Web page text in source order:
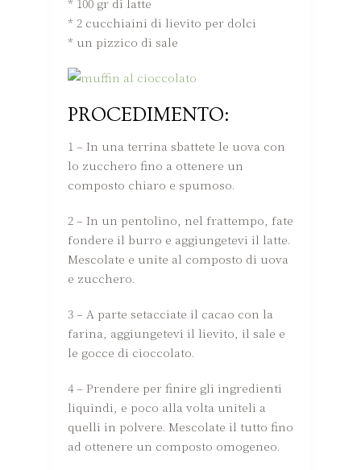
* 100 gr di latte
* 2 cucchiaini di lievito per dolci
* un pizzico di sale
PROCEDIMENTO:
1 – In una terrina sbattete le uova con
lo zucchero fino a ottenere un
composto chiaro e spumoso.
2 – In un pentolino, nel frattempo, fate
fondere il burro e aggiungetevi il latte.
Mescolate e unite al composto di uova
e zucchero.
3 – A parte setacciate il cacao con la
farina, aggiungetevi il lievito, il sale e
le gocce di cioccolato.
4 – Prendere per finire gli ingredienti
liquindi, e poco alla volta uniteli a
quelli in polvere. Mescolate il tutto fino
ad ottenere un composto omogeneo.